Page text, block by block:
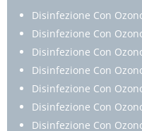
Disinfezione Con
Disinfezione Con
Disinfezione Con
Disinfezione Con
Disinfezione Con
Disinfezione Con
Disinfezione Con